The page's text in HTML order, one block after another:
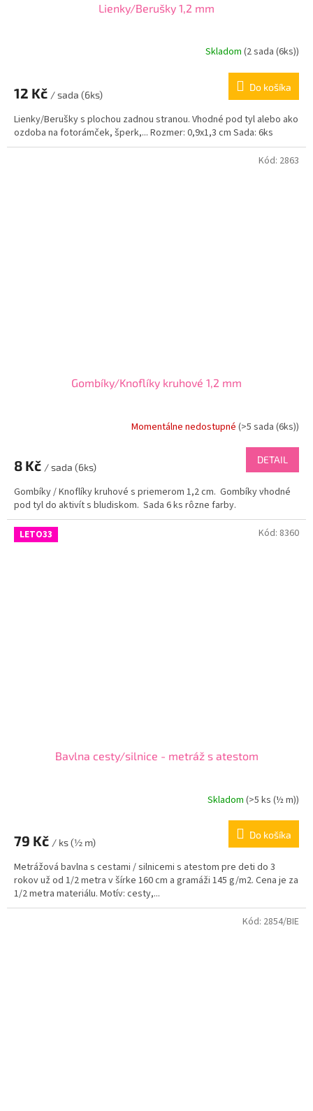
Lienky/Berušky 1,2 mm
Skladom (2 sada (6ks))
12 Kč / sada (6ks)
Do košíka
Lienky/Berušky s plochou zadnou stranou. Vhodné pod tyl alebo ako
ozdoba na fotorámček, šperk,... Rozmer: 0,9x1,3 cm Sada: 6ks
Gombíky/Knoflíky kruhové 1,2 mm
Momentálne nedostupné (>5 sada (6ks))
8 Kč / sada (6ks)
DETAIL
Gombíky / Knoflíky kruhové s priemerom 1,2 cm. Gombíky vhodné
pod tyl do aktivít s bludiskom. Sada 6 ks rôzne farby.
Kód: 2863
LETO33
Bavlna cesty/silnice - metráž s atestom
Skladom (>5 ks (½ m))
79 Kč / ks (½ m)
Do košíka
Metrážová bavlna s cestami / silnicemi s atestom pre deti do 3
rokov už od 1/2 metra v šírke 160 cm a gramáži 145 g/m2. Cena je za
1/2 metra materiálu. Motív: cesty,...
Kód: 8360
Kód: 2854/BIE